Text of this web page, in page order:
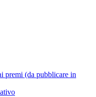
premi (da pubblicare in